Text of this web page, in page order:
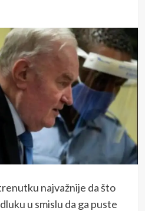
najvažnije da što
u smislu da ga puste